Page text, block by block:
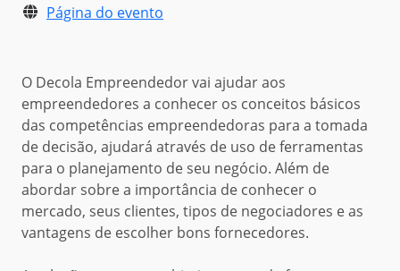
Página do evento
O Decola Empreendedor vai ajudar aos
empreendedores a conhecer os conceitos básicos
das competências empreendedoras para a tomada
de decisão, ajudará através de uso de ferramentas
para o planejamento de seu negócio. Além de
abordar sobre a importância de conhecer o
mercado, seus clientes, tipos de negociadores e as
vantagens de escolher bons fornecedores.